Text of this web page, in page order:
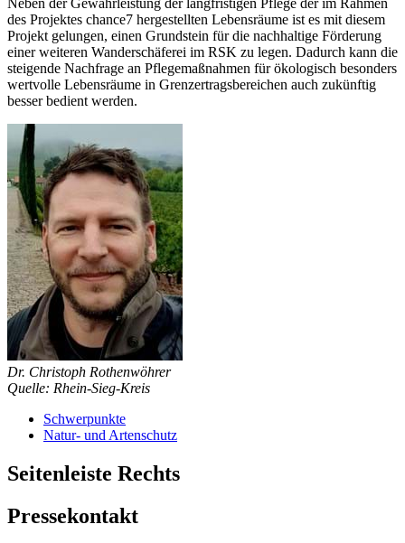
des Projektes chance7 hergestellten Lebensräume ist es mit diesem
Projekt gelungen, einen Grundstein für die nachhaltige Förderung
einer weiteren Wanderschäferei im RSK zu legen. Dadurch kann die
steigende Nachfrage an Pflegemaßnahmen für ökologisch besonders
wertvolle Lebensräume in Grenzertragsbereichen auch zukünftig
besser bedient werden.
Dr. Christoph Rothenwöhrer
Quelle: Rhein-Sieg-Kreis
Schwerpunkte
Natur- und Artenschutz
Seitenleiste Rechts
Pressekontakt